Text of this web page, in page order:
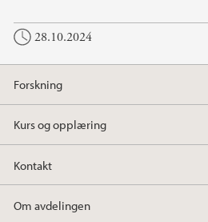
28.10.2024
Forskning
Kurs og opplæring
Kontakt
Om avdelingen